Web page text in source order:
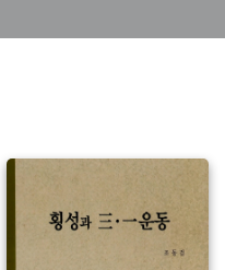
유형 :